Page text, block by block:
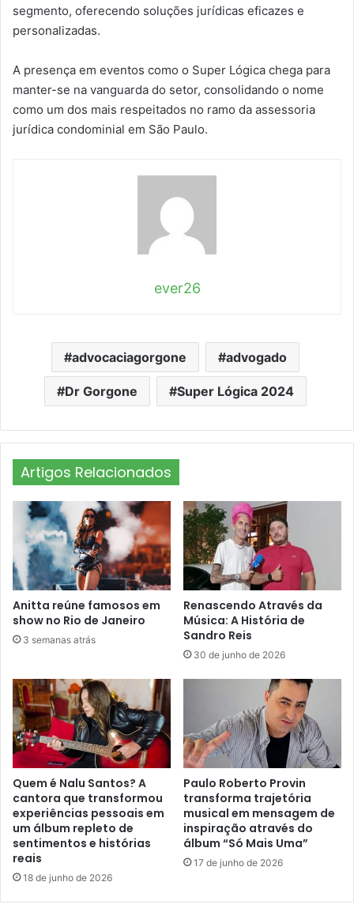
segmento, oferecendo soluções jurídicas eficazes e
personalizadas.
A presença em eventos como o Super Lógica chega para
manter-se na vanguarda do setor, consolidando o nome
como um dos mais respeitados no ramo da assessoria
jurídica condominial em São Paulo.
ever26
advocaciagorgone advogado
Dr Gorgone Super Lógica 2024
Artigos Relacionados
Anitta reúne famosos em
show no Rio de Janeiro
3 semanas atrás
Renascendo Através da
Música: A História de
Sandro Reis
30 de junho de 2026
Quem é Nalu Santos? A
cantora que transformou
experiências pessoais em
um álbum repleto de
sentimentos e histórias
reais
18 de junho de 2026
Paulo Roberto Provin
transforma trajetória
musical em mensagem de
inspiração através do
álbum “Só Mais Uma”
17 de junho de 2026